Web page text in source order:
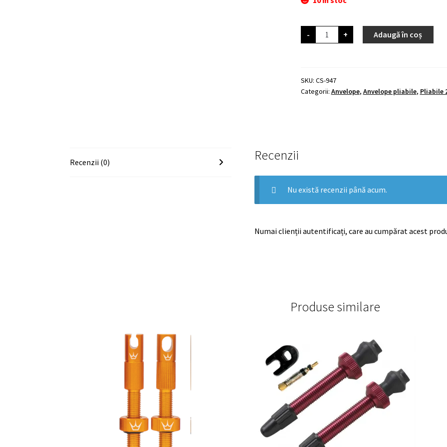
-
Cantitate
Zleen
Lion
x
2.45,
TPI
+ Adaugă în coș
SKU: CS-947
Categorii: Anvelope, Anvelope pliabile, Pliabile
Recenzii (0) Recenzii
Nu există recenzii până acum.
Numai clienții autentificați, care au cumpărat acest
Produse similare